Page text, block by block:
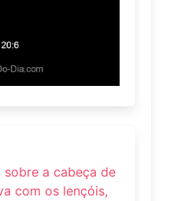
sobre a cabeça de
com os lençóis,